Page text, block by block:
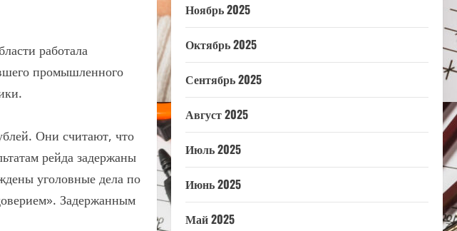
работала
промышленного
Они считают, что
рейда задержаны
уголовные дела по
Задержанным
Ноябрь 2025
Октябрь 2025
Сентябрь 2025
Август 2025
Июль 2025
Июнь 2025
Май 2025